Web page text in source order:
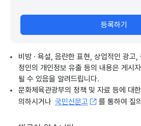
등록하기
비방 · 욕설, 음란한 표현, 상업적인 광고
정인의 개인정보 유출 등의 내용은 게시
될 수 있음을 알려드립니다.
문화체육관광부의 정책 및 자료 등에 대
의하시거나 국민신문고 를 통하여 질